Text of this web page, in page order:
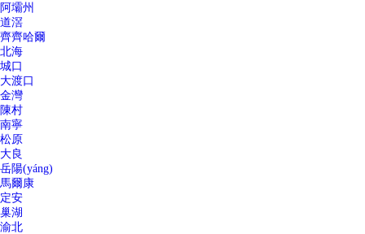
阿壩州
道滘
齊齊哈爾
北海
城口
大渡口
金灣
陳村
南寧
松原
大良
岳陽(yáng)
馬爾康
定安
巢湖
渝北